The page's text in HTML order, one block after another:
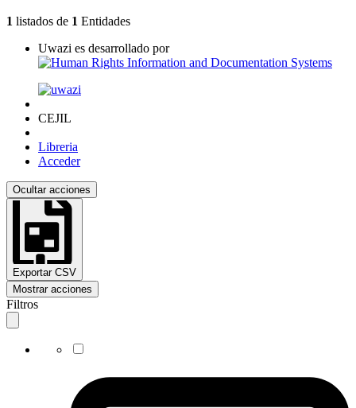
1 listados de 1 Entidades
Uwazi es desarrollado por
CEJIL
Libreria
Acceder
Ocultar acciones
Exportar CSV
Mostrar acciones
Filtros